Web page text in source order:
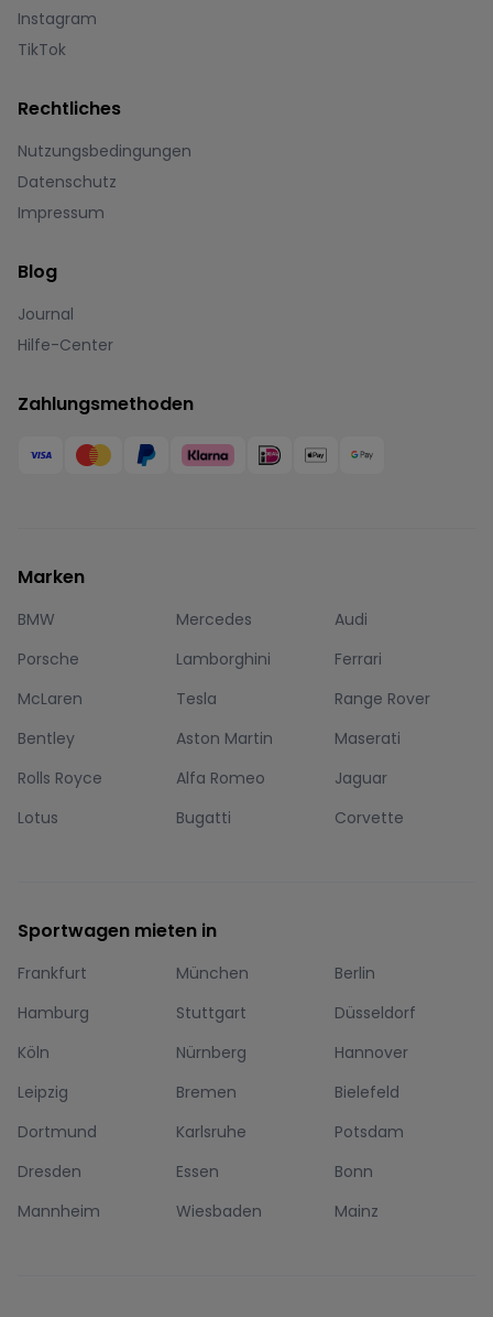
Instagram
TikTok
Rechtliches
Nutzungsbedingungen
Datenschutz
Impressum
Blog
Journal
Hilfe-Center
Zahlungsmethoden
Marken
BMW Mercedes
Audi
Porsche
Lamborghini
Ferrari
McLaren
Tesla
Range Rover
Bentley
Aston Martin
Maserati
Rolls Royce
Alfa Romeo
Jaguar
Lotus
Bugatti Corvette
Sportwagen mieten in
Frankfurt München
Berlin
Hamburg
Stuttgart
Düsseldorf
Köln
Nürnberg
Hannover
Leipzig
Bremen
Bielefeld
Dortmund
Karlsruhe
Potsdam
Dresden
Essen
Bonn
Mannheim
Wiesbaden Mainz